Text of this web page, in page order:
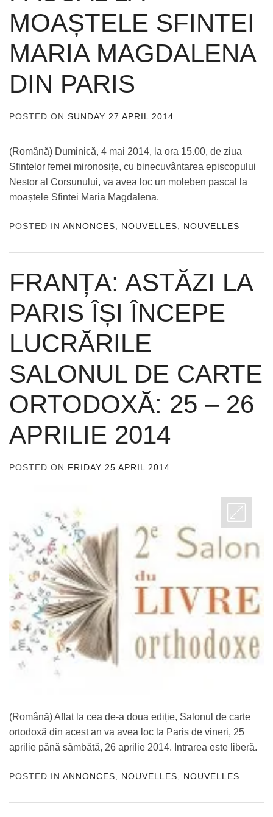
MOAȘTELE SFINTEI
MARIA MAGDALENA
DIN PARIS
POSTED ON SUNDAY 27 APRIL 2014
(Română) Duminică, 4 mai 2014, la ora 15.00, de ziua
Sfintelor femei mironosițe, cu binecuvântarea episcopului
Nestor al Corsunului, va avea loc un moleben pascal la
moaștele Sfintei Maria Magdalena.
POSTED IN ANNONCES NOUVELLES NOUVELLES
FRANȚA: ASTĂZI LA
PARIS ÎȘI ÎNCEPE
LUCRĂRILE
SALONUL DE CARTE
ORTODOXĂ: 25 – 26
APRILIE 2014
POSTED ON FRIDAY 25 APRIL 2014
(Română) Aflat la cea de-a doua ediție, Salonul de carte
ortodoxă din acest an va avea loc la Paris de vineri, 25
aprilie până sâmbătă, 26 aprilie 2014. Intrarea este liberă.
POSTED IN ANNONCES NOUVELLES NOUVELLES